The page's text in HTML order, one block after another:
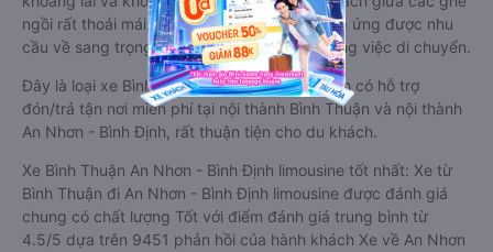
ngồi rất thoải mái, không nhồi nhét. Luôn đáp ứng được nhu
cầu về sang trọng, thoải mái và tiện nghi trong việc di chuyển.
Đây là loại xe Bình Thuận An Nhơn - Bình Định có hỗ trợ
đón/trả tận nơi miễn phí tại nội thành Bình Thuận và nội thành
An Nhơn - Bình Định, rất thuận tiện cho du khách.
Xe Bình Thuận An Nhơn - Bình Định limousine tốt nhất: Xe từ
Bình Thuận đi An Nhơn - Bình Định limousine được đánh giá
chung có chất lượng Tốt với điểm đánh giá trung bình từ
4.5/5 dựa trên 9451 phản hồi của hành khách Xe về An Nhơn